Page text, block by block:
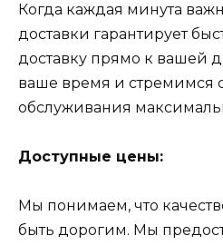
Когда каждая минута
доставки гарантирует
доставку прямо к вашей
ваше время и стремимся
обслуживания
Доступные цены:
Мы понимаем, что
быть дорогим. Мы